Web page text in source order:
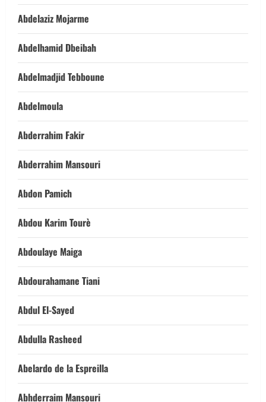
Abdelaziz Mojarme
Abdelhamid Dbeibah
Abdelmadjid Tebboune
Abdelmoula
Abderrahim Fakir
Abderrahim Mansouri
Abdon Pamich
Abdou Karim Tourè
Abdoulaye Maiga
Abdourahamane Tiani
Abdul El-Sayed
Abdulla Rasheed
Abelardo de la Espreilla
Abhderraim Mansouri